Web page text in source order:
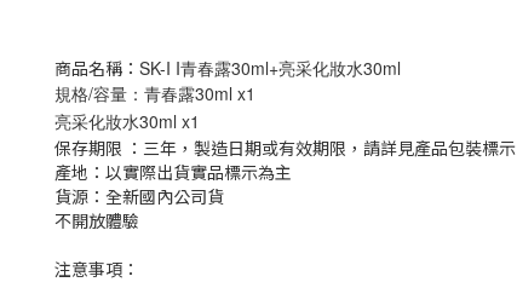
商品名稱： SK-I I青春露30ml+亮采化妝水30ml
規格/容量：青春露30ml x1
亮采化妝水30ml x1
保存期限 ：三年，製造日期或有效期限，請詳見產品包裝標示
產地：以實際出貨實品標示為主
貨源：全新國內公司貨
不開放體驗
注意事項：